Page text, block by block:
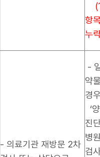
항
누
- 의료기관 재방문 2차
-
약
경
‘
진
병
검